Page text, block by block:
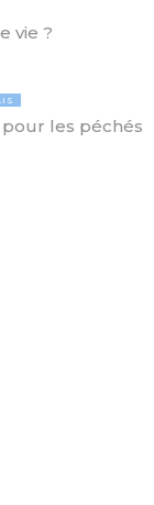
vie ?
les péchés